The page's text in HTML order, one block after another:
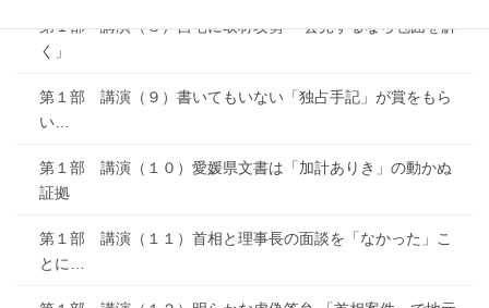
第１部 講演（８）自宅に取材攻勢 「会見するなら包囲を解
く」
第１部 講演（９）書いてもいない「独占手記」が賞をもら
い…
第１部 講演（１０）愛媛県文書は「加計ありき」の動かぬ
証拠
第１部 講演（１１）首相と理事長の面談を「なかった」こ
とに…